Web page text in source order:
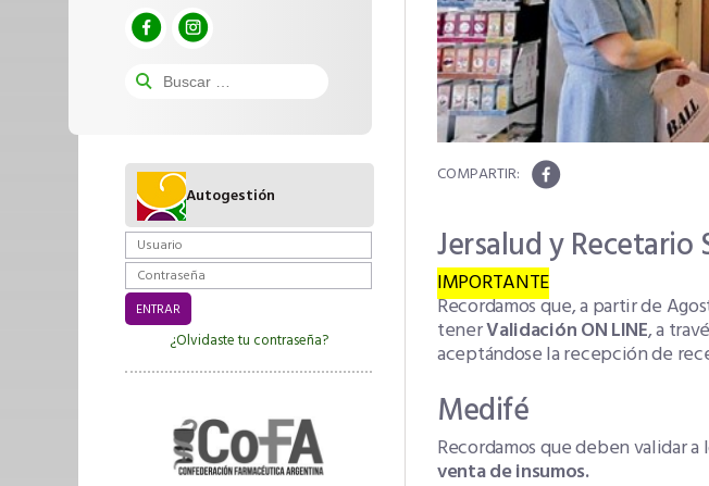
Autogestión
¿Olvidaste tu contraseña?
Jersalud y Recetario
IMPORTANTE
Recordamos que, a partir de
tenerValidación ON LINE, a
aceptándose la recepción de
Medifé
Recordamos que deben validar a
venta de insumos.